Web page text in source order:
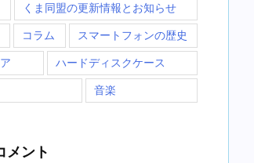
くま同盟の更新情報とお知らせ
コラム スマートフォンの歴史
ハードディスクケース
音楽
メント